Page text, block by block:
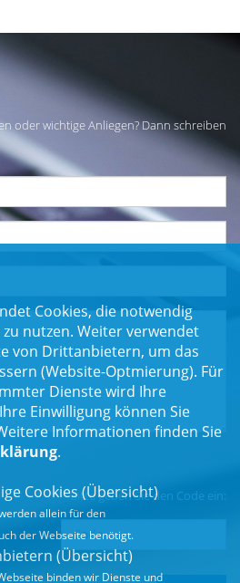
oder wichtige Anliegen? Dann schreiben
Bitte geben Sie den Code ein:
Cookies, die notwendig
nutzen. Weiter verwendet
von Drittanbietern, um das
(Website-Optmierung). Für
Dienste wird Ihre
Einwilligung können Sie
Informationen finden Sie
.
Cookies (Übersicht)
allein für den
der Webseite benötigt.
(Übersicht)
binden wir Dienste und